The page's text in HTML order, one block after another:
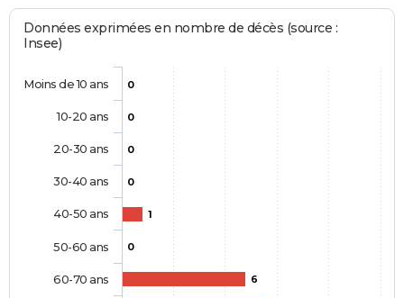
Données exprimées en nombre de décès (source :
Insee)
0
0
0
0
1
0
6
Moins de 10 ans
10-20 ans
20-30 ans
30-40 ans
40-50 ans
50-60 ans
60-70 ans